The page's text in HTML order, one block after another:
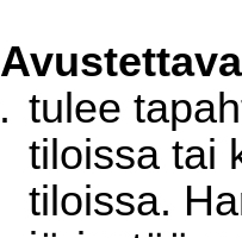
tulee
tiloissa tai
tiloissa.